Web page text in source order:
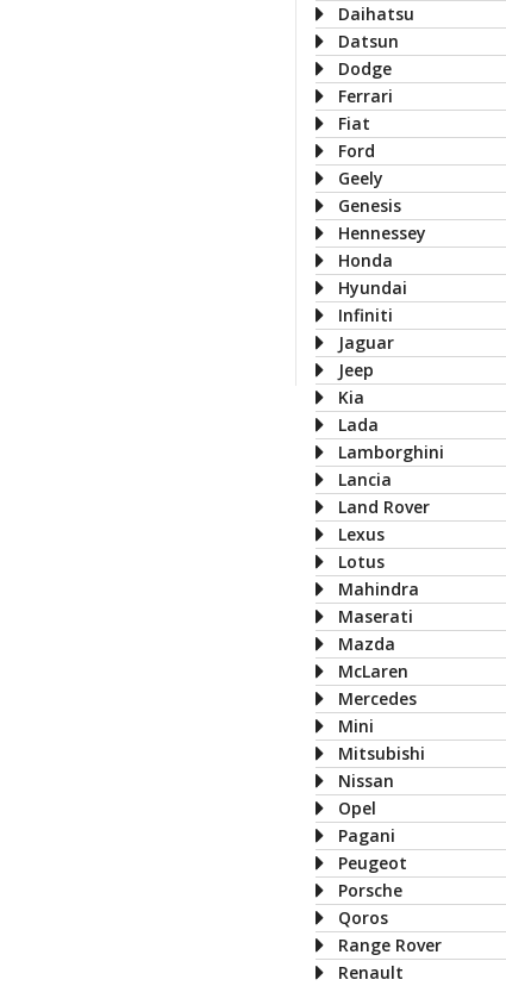
Daihatsu
Datsun
Dodge
Ferrari
Fiat
Ford
Geely
Genesis
Hennessey
Honda
Hyundai
Infiniti
Jaguar
Jeep
Kia
Lada
Lamborghini
Lancia
Land Rover
Lexus
Lotus
Mahindra
Maserati
Mazda
McLaren
Mercedes
Mini
Mitsubishi
Nissan
Opel
Pagani
Peugeot
Porsche
Qoros
Range Rover
Renault